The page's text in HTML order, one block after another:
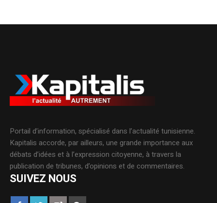
Portail d’information, spécialisé dans l’actualité tunisienne.
Kapitalis accorde, par ailleurs, une grande importance aux
débats d’idées et à l’expression citoyenne, à travers la
publication de tribunes, d’opinions et de commentaires.
SUIVEZ NOUS